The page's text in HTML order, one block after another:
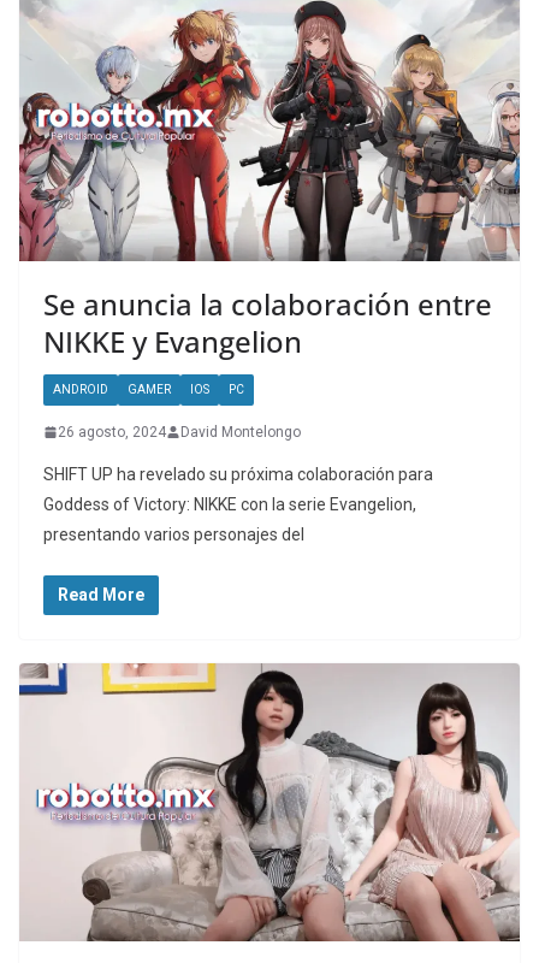
Se anuncia la colaboración entre
NIKKE y Evangelion
ANDROID GAMER IOS PC
26 agosto, 2024 David Montelongo
SHIFT UP ha revelado su próxima colaboración para
Goddess of Victory: NIKKE con la serie Evangelion,
presentando varios personajes del
Read More